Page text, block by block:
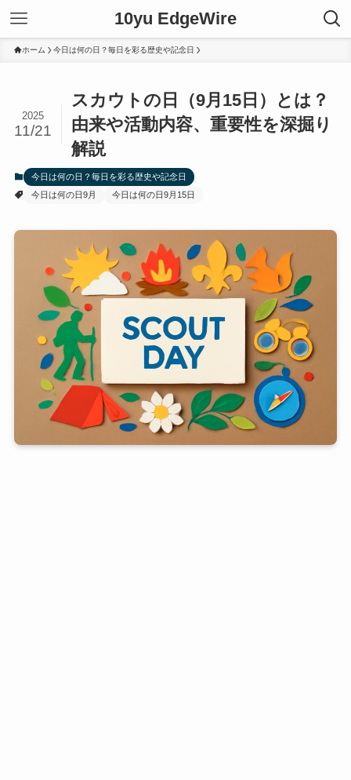
10yu EdgeWire
ホーム 今日は何の日？毎日を彩る歴史や記念日
スカウトの日（9月15日）とは？
由来や活動内容、重要性を深掘り
解説
2025
11/21
今日は何の日？毎日を彩る歴史や記念日
今日は何の日9月
今日は何の日9月15日